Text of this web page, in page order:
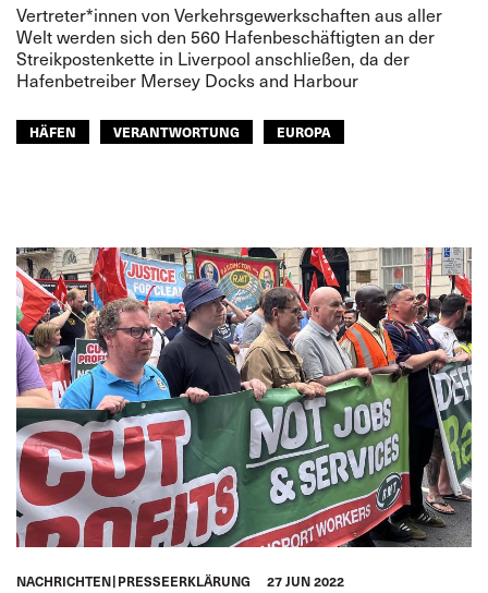
Vertreter*innen von Verkehrsgewerkschaften aus aller
Welt werden sich den 560 Hafenbeschäftigten an der
Streikpostenkette in Liverpool anschließen, da der
Hafenbetreiber Mersey Docks and Harbour
HÄFEN VERANTWORTUNG EUROPA
NACHRICHTEN PRESSEERKLÄRUNG 27 JUN 2022